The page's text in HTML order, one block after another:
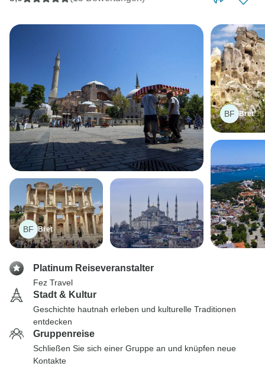
BF Bret
BF Bret
Platinum Reiseveranstalter
Fez Travel
Stadt & Kultur
Geschichte hautnah erleben und kulturelle Traditionen
entdecken
Gruppenreise
Schließen Sie sich einer Gruppe an und knüpfen neue
Kontakte